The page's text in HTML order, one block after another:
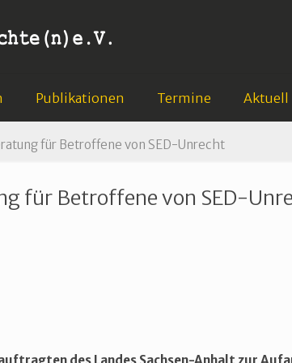
Publikationen Termine Aktuell
für Betroffene von SED-Unrecht
für Betroffene von SED-